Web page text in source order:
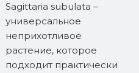
Sagittaria subulata –
универсальное
неприхотливое
растение, которое
подходит практически